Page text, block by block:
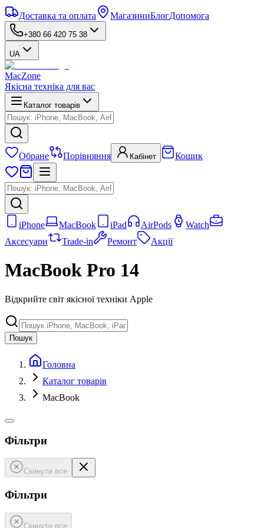
Доставка та оплата МагазиниБлогДопомога
+380 66 420 75 38
UA
MacZone
Якісна техніка для вас
Каталог товарів
Обране Порівняння Кабінет Кошик
iPhone MacBook iPad AirPods
Watch
Аксесуари
Trade-in Ремонт Акції
MacBook Pro 14
Відкрийте світ якісної техніки Apple
Пошук
Головна
Каталог товарів
MacBook
Фільтри
Скинути все
Фільтри
Скинути все